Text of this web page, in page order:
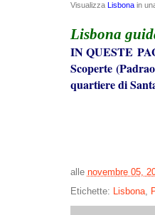
Visualizza Lisbonain
Lisbona
IN QUESTE
Scoperte
quartiere di
alle novembre 05,
Etichette: Lisbona,